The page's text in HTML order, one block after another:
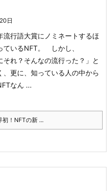
日
行語大賞にノミネートするほ
いるNFT。
しかし、
それ？そんなの流行った？」 と
、更に、知っている人の中から
なん ...
初！NFTの新 ...